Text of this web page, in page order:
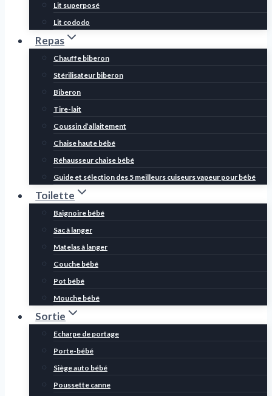
Lit superposé
Lit cododo
Repas
Chauffe biberon
Stérilisateur biberon
Biberon
Tire-lait
Coussin d’allaitement
Chaise haute bébé
Réhausseur chaise bébé
Guide et sélection des 5 meilleurs cuiseurs vapeur pour bébé
Toilette
Baignoire bébé
Sac à langer
Matelas à langer
Couche bébé
Pot bébé
Mouche bébé
Sortie
Echarpe de portage
Porte-bébé
Siège auto bébé
Poussette canne